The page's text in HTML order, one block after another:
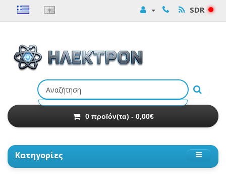
SDR
0 προϊόν(τα) - 0,00€
Κατηγορίες